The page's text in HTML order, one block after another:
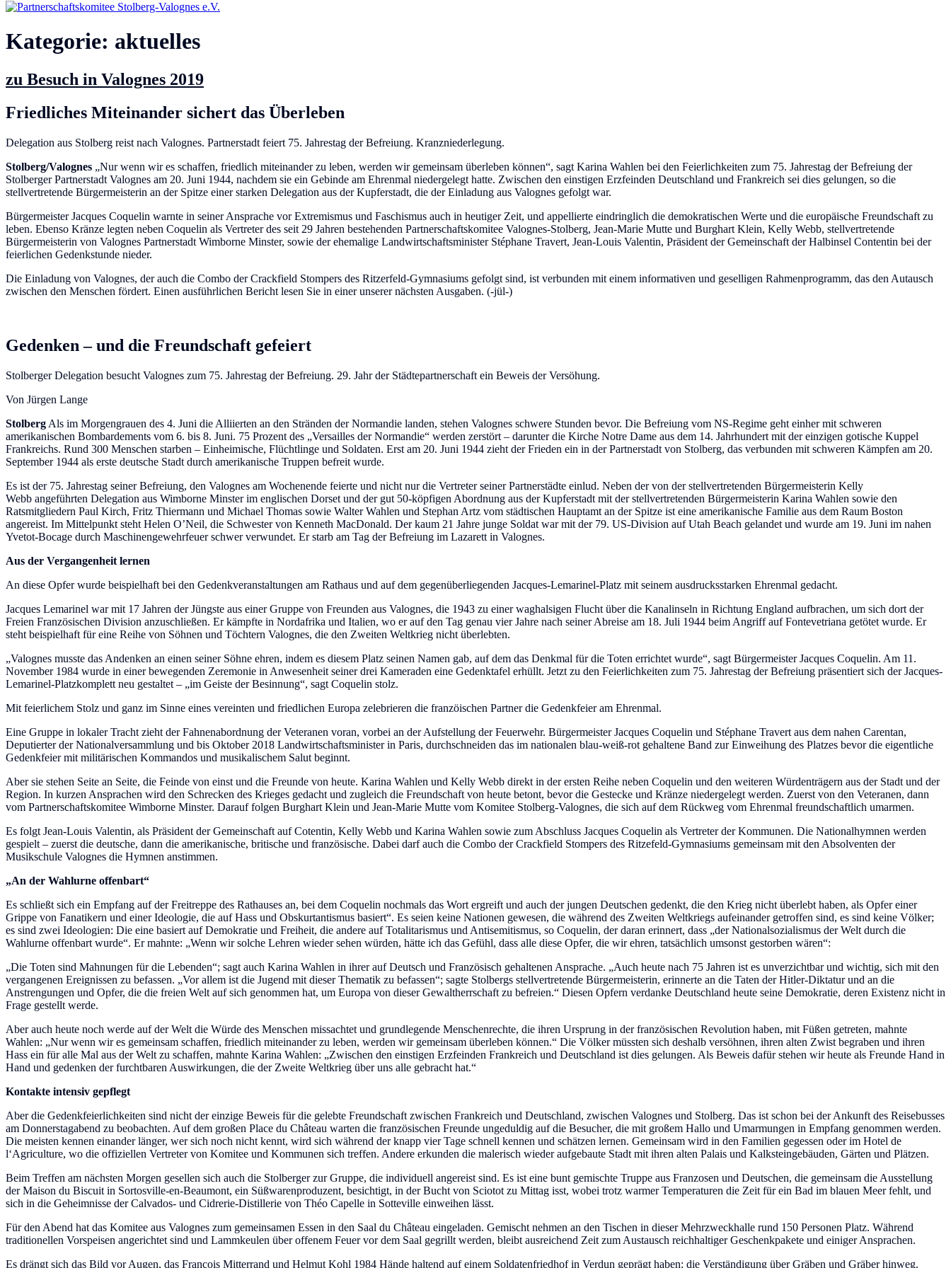
Kategorie: aktuelles
zu Besuch in Valognes 2019
Friedliches Miteinander sichert das Überleben
Delegation aus Stolberg reist nach Valognes. Partnerstadt feiert 75. Jahrestag der Befreiung. Kranzniederlegung.
Stolberg/Valognes „Nur wenn wir es schaffen, friedlich miteinander zu leben, werden wir gemeinsam überleben können“, sagt Karina Wahlen bei den Feierlichkeiten zum 75. Jahrestag der Befreiung der
Stolberger Partnerstadt Valognes am 20. Juni 1944, nachdem sie ein Gebinde am Ehrenmal niedergelegt hatte. Zwischen den einstigen Erzfeinden Deutschland und Frankreich sei dies gelungen, so die
stellvertretende Bürgermeisterin an der Spitze einer starken Delegation aus der Kupferstadt, die der Einladung aus Valognes gefolgt war.
Bürgermeister Jacques Coquelin warnte in seiner Ansprache vor Extremismus und Faschismus auch in heutiger Zeit, und appellierte eindringlich die demokratischen Werte und die europäische Freundschaft zu
leben. Ebenso Kränze legten neben Coquelin als Vertreter des seit 29 Jahren bestehenden Partnerschaftskomitee Valognes-Stolberg, Jean-Marie Mutte und Burghart Klein, Kelly Webb, stellvertretende
Bürgermeisterin von Valognes Partnerstadt Wimborne Minster, sowie der ehemalige Landwirtschaftsminister Stéphane Travert, Jean-Louis Valentin, Präsident der Gemeinschaft der Halbinsel Contentin bei der
feierlichen Gedenkstunde nieder.
Die Einladung von Valognes, der auch die Combo der Crackfield Stompers des Ritzerfeld-Gymnasiums gefolgt sind, ist verbunden mit einem informativen und geselligen Rahmenprogramm, das den Autausch
zwischen den Menschen fördert. Einen ausführlichen Bericht lesen Sie in einer unserer nächsten Ausgaben. (-jül-)
Gedenken – und die Freundschaft gefeiert
Stolberger Delegation besucht Valognes zum 75. Jahrestag der Befreiung. 29. Jahr der Städtepartnerschaft ein Beweis der Versöhung.
Von Jürgen Lange
Stolberg Als im Morgengrauen des 4. Juni die Alliierten an den Stränden der Normandie landen, stehen Valognes schwere Stunden bevor. Die Befreiung vom NS-Regime geht einher mit schweren
amerikanischen Bombardements vom 6. bis 8. Juni. 75 Prozent des „Versailles der Normandie“ werden zerstört – darunter die Kirche Notre Dame aus dem 14. Jahrhundert mit der einzigen gotische Kuppel
Frankreichs. Rund 300 Menschen starben – Einheimische, Flüchtlinge und Soldaten. Erst am 20. Juni 1944 zieht der Frieden ein in der Partnerstadt von Stolberg, das verbunden mit schweren Kämpfen am 20.
September 1944 als erste deutsche Stadt durch amerikanische Truppen befreit wurde.
Es ist der 75. Jahrestag seiner Befreiung, den Valognes am Wochenende feierte und nicht nur die Vertreter seiner Partnerstädte einlud. Neben der von der stellvertretenden Bürgermeisterin Kelly
Webb angeführten Delegation aus Wimborne Minster im englischen Dorset und der gut 50-köpfigen Abordnung aus der Kupferstadt mit der stellvertretenden Bürgermeisterin Karina Wahlen sowie den
Ratsmitgliedern Paul Kirch, Fritz Thiermann und Michael Thomas sowie Walter Wahlen und Stephan Artz vom städtischen Hauptamt an der Spitze ist eine amerikanische Familie aus dem Raum Boston
angereist. Im Mittelpunkt steht Helen O’Neil, die Schwester von Kenneth MacDonald. Der kaum 21 Jahre junge Soldat war mit der 79. US-Division auf Utah Beach gelandet und wurde am 19. Juni im nahen
Yvetot-Bocage durch Maschinengewehrfeuer schwer verwundet. Er starb am Tag der Befreiung im Lazarett in Valognes.
Aus der Vergangenheit lernen
An diese Opfer wurde beispielhaft bei den Gedenkveranstaltungen am Rathaus und auf dem gegenüberliegenden Jacques-Lemarinel-Platz mit seinem ausdrucksstarken Ehrenmal gedacht.
Jacques Lemarinel war mit 17 Jahren der Jüngste aus einer Gruppe von Freunden aus Valognes, die 1943 zu einer waghalsigen Flucht über die Kanalinseln in Richtung England aufbrachen, um sich dort der
Freien Französischen Division anzuschließen. Er kämpfte in Nordafrika und Italien, wo er auf den Tag genau vier Jahre nach seiner Abreise am 18. Juli 1944 beim Angriff auf Fontevetriana getötet wurde. Er
steht beispielhaft für eine Reihe von Söhnen und Töchtern Valognes, die den Zweiten Weltkrieg nicht überlebten.
„Valognes musste das Andenken an einen seiner Söhne ehren, indem es diesem Platz seinen Namen gab, auf dem das Denkmal für die Toten errichtet wurde“, sagt Bürgermeister Jacques Coquelin. Am 11.
November 1984 wurde in einer bewegenden Zeremonie in Anwesenheit seiner drei Kameraden eine Gedenktafel erhüllt. Jetzt zu den Feierlichkeiten zum 75. Jahrestag der Befreiung präsentiert sich der Jacques-
Lemarinel-Platzkomplett neu gestaltet – „im Geiste der Besinnung“, sagt Coquelin stolz.
Mit feierlichem Stolz und ganz im Sinne eines vereinten und friedlichen Europa zelebrieren die franzöischen Partner die Gedenkfeier am Ehrenmal.
Eine Gruppe in lokaler Tracht zieht der Fahnenabordnung der Veteranen voran, vorbei an der Aufstellung der Feuerwehr. Bürgermeister Jacques Coquelin und Stéphane Travert aus dem nahen Carentan,
Deputierter der Nationalversammlung und bis Oktober 2018 Landwirtschaftsminister in Paris, durchschneiden das im nationalen blau-weiß-rot gehaltene Band zur Einweihung des Platzes bevor die eigentliche
Gedenkfeier mit militärischen Kommandos und musikalischem Salut beginnt.
Aber sie stehen Seite an Seite, die Feinde von einst und die Freunde von heute. Karina Wahlen und Kelly Webb direkt in der ersten Reihe neben Coquelin und den weiteren Würdenträgern aus der Stadt und der
Region. In kurzen Ansprachen wird den Schrecken des Krieges gedacht und zugleich die Freundschaft von heute betont, bevor die Gestecke und Kränze niedergelegt werden. Zuerst von den Veteranen, dann
vom Partnerschaftskomitee Wimborne Minster. Darauf folgen Burghart Klein und Jean-Marie Mutte vom Komitee Stolberg-Valognes, die sich auf dem Rückweg vom Ehrenmal freundschaftlich umarmen.
Es folgt Jean-Louis Valentin, als Präsident der Gemeinschaft auf Cotentin, Kelly Webb und Karina Wahlen sowie zum Abschluss Jacques Coquelin als Vertreter der Kommunen. Die Nationalhymnen werden
gespielt – zuerst die deutsche, dann die amerikanische, britische und französische. Dabei darf auch die Combo der Crackfield Stompers des Ritzefeld-Gymnasiums gemeinsam mit den Absolventen der
Musikschule Valognes die Hymnen anstimmen.
„An der Wahlurne offenbart“
Es schließt sich ein Empfang auf der Freitreppe des Rathauses an, bei dem Coquelin nochmals das Wort ergreift und auch der jungen Deutschen gedenkt, die den Krieg nicht überlebt haben, als Opfer einer
Grippe von Fanatikern und einer Ideologie, die auf Hass und Obskurtantismus basiert“. Es seien keine Nationen gewesen, die während des Zweiten Weltkriegs aufeinander getroffen sind, es sind keine Völker;
es sind zwei Ideologien: Die eine basiert auf Demokratie und Freiheit, die andere auf Totalitarismus und Antisemitismus, so Coquelin, der daran erinnert, dass „der Nationalsozialismus der Welt durch die
Wahlurne offenbart wurde“. Er mahnte: „Wenn wir solche Lehren wieder sehen würden, hätte ich das Gefühl, dass alle diese Opfer, die wir ehren, tatsächlich umsonst gestorben wären“:
„Die Toten sind Mahnungen für die Lebenden“; sagt auch Karina Wahlen in ihrer auf Deutsch und Französisch gehaltenen Ansprache. „Auch heute nach 75 Jahren ist es unverzichtbar und wichtig, sich mit den
vergangenen Ereignissen zu befassen. „Vor allem ist die Jugend mit dieser Thematik zu befassen“; sagte Stolbergs stellvertretende Bürgermeisterin, erinnerte an die Taten der Hitler-Diktatur und an die
Anstrengungen und Opfer, die die freien Welt auf sich genommen hat, um Europa von dieser Gewaltherrschaft zu befreien.“ Diesen Opfern verdanke Deutschland heute seine Demokratie, deren Existenz nicht in
Frage gestellt werde.
Aber auch heute noch werde auf der Welt die Würde des Menschen missachtet und grundlegende Menschenrechte, die ihren Ursprung in der französischen Revolution haben, mit Füßen getreten, mahnte
Wahlen: „Nur wenn wir es gemeinsam schaffen, friedlich miteinander zu leben, werden wir gemeinsam überleben können.“ Die Völker müssten sich deshalb versöhnen, ihren alten Zwist begraben und ihren
Hass ein für alle Mal aus der Welt zu schaffen, mahnte Karina Wahlen: „Zwischen den einstigen Erzfeinden Frankreich und Deutschland ist dies gelungen. Als Beweis dafür stehen wir heute als Freunde Hand in
Hand und gedenken der furchtbaren Auswirkungen, die der Zweite Weltkrieg über uns alle gebracht hat.“
Kontakte intensiv gepflegt
Aber die Gedenkfeierlichkeiten sind nicht der einzige Beweis für die gelebte Freundschaft zwischen Frankreich und Deutschland, zwischen Valognes und Stolberg. Das ist schon bei der Ankunft des Reisebusses
am Donnerstagabend zu beobachten. Auf dem großen Place du Château warten die französischen Freunde ungeduldig auf die Besucher, die mit großem Hallo und Umarmungen in Empfang genommen werden.
Die meisten kennen einander länger, wer sich noch nicht kennt, wird sich während der knapp vier Tage schnell kennen und schätzen lernen. Gemeinsam wird in den Familien gegessen oder im Hotel de
l‘Agriculture, wo die offiziellen Vertreter von Komitee und Kommunen sich treffen. Andere erkunden die malerisch wieder aufgebaute Stadt mit ihren alten Palais und Kalksteingebäuden, Gärten und Plätzen.
Beim Treffen am nächsten Morgen gesellen sich auch die Stolberger zur Gruppe, die individuell angereist sind. Es ist eine bunt gemischte Truppe aus Franzosen und Deutschen, die gemeinsam die Ausstellung
der Maison du Biscuit in Sortosville-en-Beaumont, ein Süßwarenproduzent, besichtigt, in der Bucht von Sciotot zu Mittag isst, wobei trotz warmer Temperaturen die Zeit für ein Bad im blauen Meer fehlt, und
sich in die Geheimnisse der Calvados- und Cidrerie-Distillerie von Théo Capelle in Sotteville einweihen lässt.
Für den Abend hat das Komitee aus Valognes zum gemeinsamen Essen in den Saal du Château eingeladen. Gemischt nehmen an den Tischen in dieser Mehrzweckhalle rund 150 Personen Platz. Während
traditionellen Vorspeisen angerichtet sind und Lammkeulen über offenem Feuer vor dem Saal gegrillt werden, bleibt ausreichend Zeit zum Austausch reichhaltiger Geschenkpakete und einiger Ansprachen.
Es drängt sich das Bild vor Augen, das Francois Mitterrand und Helmut Kohl 1984 Hände haltend auf einem Soldatenfriedhof in Verdun geprägt haben: die Verständigung über Gräben und Gräber hinweg.